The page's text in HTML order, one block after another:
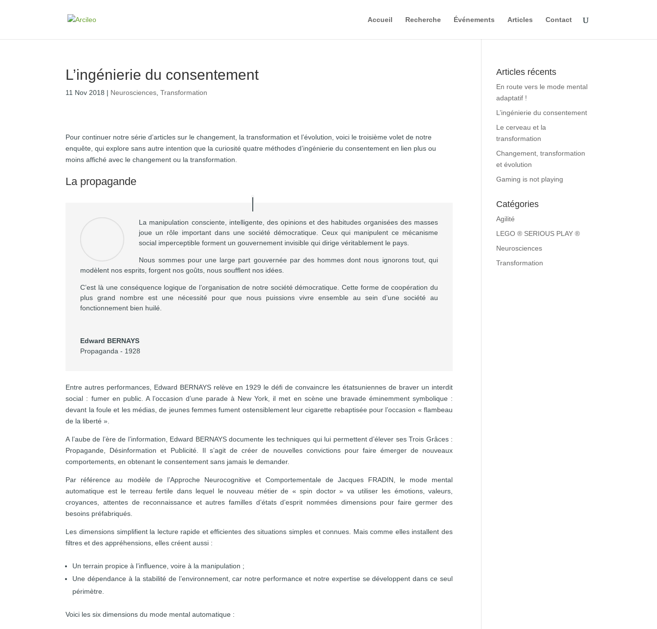
Accueil Recherche Événements Articles Contact
L’ingénierie du consentement
11 Nov 2018 | Neurosciences ,Transformation
Pour continuer notre série d’articles sur le changement, la transformation et l’évolution, voici le troisième volet de notre
enquête, qui explore sans autre intention que la curiosité quatre méthodes d’ingénierie du consentement en lien plus ou
moins affiché avec le changement ou la transformation.
La propagande
La manipulation consciente, intelligente, des opinions et des habitudes organisées des masses
joue un rôle important dans une société démocratique. Ceux qui manipulent ce mécanisme
social imperceptible forment un gouvernement invisible qui dirige véritablement le pays.
Nous sommes pour une large part gouvernée par des hommes dont nous ignorons tout, qui
modèlent nos esprits, forgent nos goûts, nous soufflent nos idées.
C’est là une conséquence logique de l’organisation de notre société démocratique. Cette forme de coopération du
plus grand nombre est une nécessité pour que nous puissions vivre ensemble au sein d’une société au
fonctionnement bien huilé.
Edward BERNAYS
Propaganda - 1928
Entre autres performances, Edward BERNAYS relève en 1929 le défi de convaincre les étatsuniennes de braver un interdit
social : fumer en public. A l’occasion d’une parade à New York, il met en scène une bravade éminemment symbolique :
devant la foule et les médias, de jeunes femmes fument ostensiblement leur cigarette rebaptisée pour l’occasion « flambeau
de la liberté ».
A l’aube de l’ère de l’information, Edward BERNAYS documente les techniques qui lui permettent d’élever ses Trois Grâces :
Propagande, Désinformation et Publicité. Il s’agit de créer de nouvelles convictions pour faire émerger de nouveaux
comportements, en obtenant le consentement sans jamais le demander.
Par référence au modèle de l’Approche Neurocognitive et Comportementale de Jacques FRADIN, le mode mental
automatique est le terreau fertile dans lequel le nouveau métier de « spin doctor » va utiliser les émotions, valeurs,
croyances, attentes de reconnaissance et autres familles d’états d’esprit nommées dimensions pour faire germer des
besoins préfabriqués.
Les dimensions simplifient la lecture rapide et efficientes des situations simples et connues. Mais comme elles installent des
filtres et des appréhensions, elles créent aussi :
Un terrain propice à l’influence, voire à la manipulation ;
Une dépendance à la stabilité de l’environnement, car notre performance et notre expertise se développent dans ce seul
périmètre.
Voici les six dimensions du mode mental automatique :
Articles récents
En route vers le mode mental
adaptatif !
L’ingénierie du consentement
Le cerveau et la
transformation
Changement, transformation
et évolution
Gaming is not playing
Catégories
Agilité
LEGO ® SERIOUS PLAY ®
Neurosciences
Transformation